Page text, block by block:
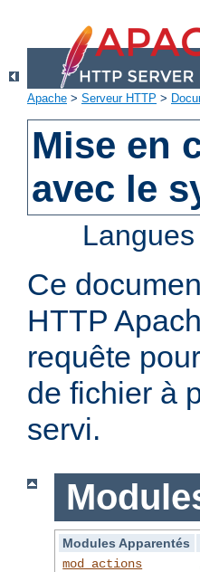
Apache > Serveur HTTP >
Mise en
avec le
Ce
HTTP
requête
de fichier à
servi.
Modules Apparentés
mod_actions